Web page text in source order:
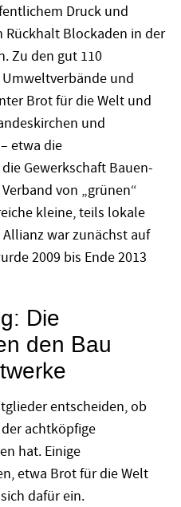
Druck und
Blockaden in der
Zu den gut 110
und
Brot für die Welt und
und
etwa die
Gewerkschaft Bauen-
von „grünen“
kleine, teils lokale
war zunächst auf
2009 bis Ende 2013
Die
den Bau
entscheiden, ob
achtköpfige
hat. Einige
etwa Brot für die Welt
dafür ein.